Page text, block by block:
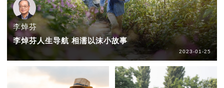
李焯芬
李焯芬人生导航 相濡以沫小故事
2023-01-25